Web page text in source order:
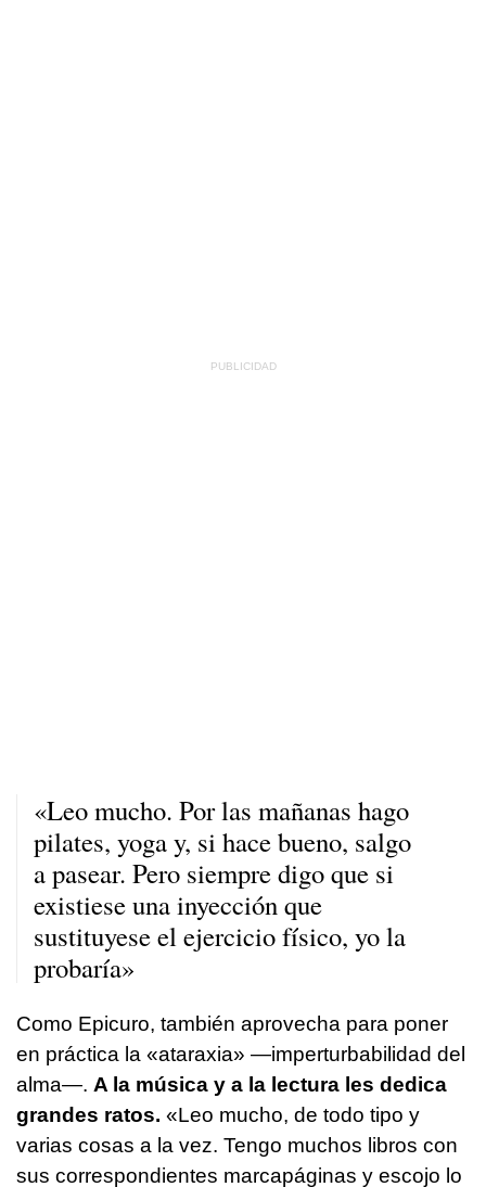
«Leo mucho. Por las mañanas hago
pilates, yoga y, si hace bueno, salgo
a pasear. Pero siempre digo que si
existiese una inyección que
sustituyese el ejercicio físico, yo la
probaría»
Como Epicuro, también aprovecha para poner
en práctica la «ataraxia» —imperturbabilidad del
alma—. A la música y a la lectura les dedica
grandes ratos. «Leo mucho, de todo tipo y
varias cosas a la vez. Tengo muchos libros con
sus correspondientes marcapáginas y escojo lo